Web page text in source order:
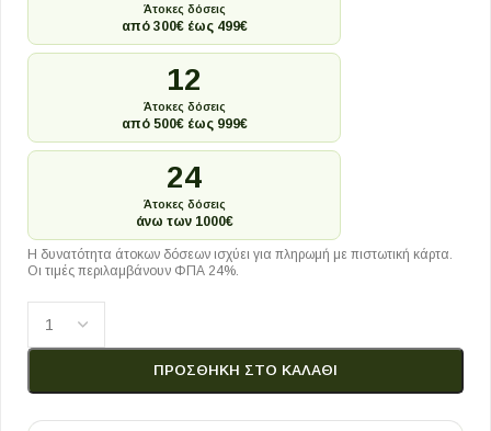
Άτοκες δόσεις
από 300€ έως 499€
12
Άτοκες δόσεις
από 500€ έως 999€
24
Άτοκες δόσεις
άνω των 1000€
Η δυνατότητα άτοκων δόσεων ισχύει για πληρωμή με πιστωτική κάρτα.
Οι τιμές περιλαμβάνουν ΦΠΑ 24%.
ΠΡΟΣΘΉΚΗ ΣΤΟ ΚΑΛΆΘΙ